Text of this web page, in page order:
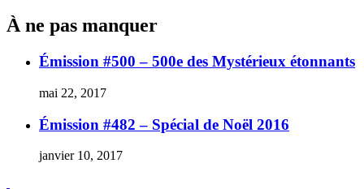
À ne pas manquer
Émission #500 – 500e des Mystérieux étonnants
mai 22, 2017
Émission #482 – Spécial de Noël 2016
janvier 10, 2017